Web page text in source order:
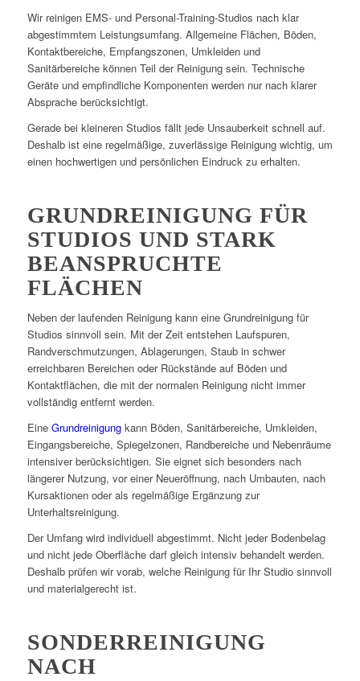
Wir reinigen EMS- und Personal-Training-Studios nach klar
abgestimmtem Leistungsumfang. Allgemeine Flächen, Böden,
Kontaktbereiche, Empfangszonen, Umkleiden und
Sanitärbereiche können Teil der Reinigung sein. Technische
Geräte und empfindliche Komponenten werden nur nach klarer
Absprache berücksichtigt.
Gerade bei kleineren Studios fällt jede Unsauberkeit schnell auf.
Deshalb ist eine regelmäßige, zuverlässige Reinigung wichtig, um
einen hochwertigen und persönlichen Eindruck zu erhalten.
GRUNDREINIGUNG FÜR
STUDIOS UND STARK
BEANSPRUCHTE
FLÄCHEN
Neben der laufenden Reinigung kann eine Grundreinigung für
Studios sinnvoll sein. Mit der Zeit entstehen Laufspuren,
Randverschmutzungen, Ablagerungen, Staub in schwer
erreichbaren Bereichen oder Rückstände auf Böden und
Kontaktflächen, die mit der normalen Reinigung nicht immer
vollständig entfernt werden.
Eine Grundreinigungkann Böden, Sanitärbereiche, Umkleiden,
Eingangsbereiche, Spiegelzonen, Randbereiche und Nebenräume
intensiver berücksichtigen. Sie eignet sich besonders nach
längerer Nutzung, vor einer Neueröffnung, nach Umbauten, nach
Kursaktionen oder als regelmäßige Ergänzung zur
Unterhaltsreinigung.
Der Umfang wird individuell abgestimmt. Nicht jeder Bodenbelag
und nicht jede Oberfläche darf gleich intensiv behandelt werden.
Deshalb prüfen wir vorab, welche Reinigung für Ihr Studio sinnvoll
und materialgerecht ist.
SONDERREINIGUNG
NACH